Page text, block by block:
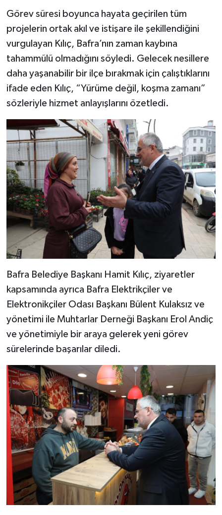
Görev süresi boyunca hayata geçirilen tüm
projelerin ortak akıl ve istişare ile şekillendiğini
vurgulayan Kılıç, Bafra’nın zaman kaybına
tahammülü olmadığını söyledi. Gelecek nesillere
daha yaşanabilir bir ilçe bırakmak için çalıştıklarını
ifade eden Kılıç, “Yürüme değil, koşma zamanı”
sözleriyle hizmet anlayışlarını özetledi.
Bafra Belediye Başkanı Hamit Kılıç, ziyaretler
kapsamında ayrıca Bafra Elektrikçiler ve
Elektronikçiler Odası Başkanı Bülent Kulaksız ve
yönetimi ile Muhtarlar Derneği Başkanı Erol Andiç
ve yönetimiyle bir araya gelerek yeni görev
sürelerinde başarılar diledi.